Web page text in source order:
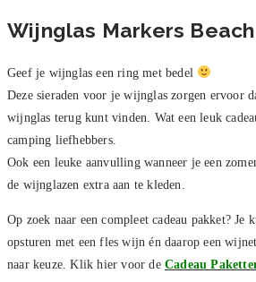
Wijnglas Markers Beach
Geef je wijnglas een ring met bedel
Deze sieraden voor je wijnglas zorgen ervoor
wijnglas terug kunt vinden. Wat een leuk
camping liefhebbers.
Ook een leuke aanvulling wanneer je een
de wijnglazen extra aan te kleden.
Op zoek naar een compleet cadeau pakket? Je
opsturen met een fles wijn én daarop een
naar keuze. Klik hier voor de Cadeau